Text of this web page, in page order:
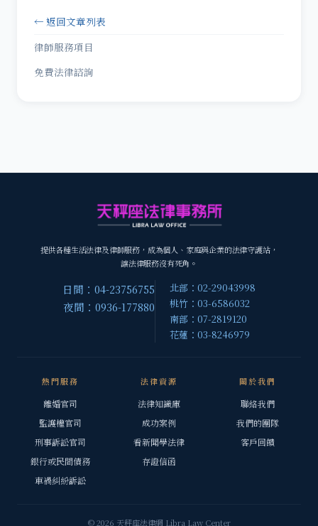
← 返回文章列表
律師服務項目
免費法律諮詢
提供各種生活法律及律師服務，成為個人、家庭與企業的法律守護站，
讓法律服務沒有死角。
日間：04-23756755
夜間：0936-177880
北部：02-29043998
桃竹：03-6586032
南部：07-2819120
花蓮：03-8246979
熱門服務
離婚官司
監護權官司
刑事訴訟官司
銀行或民間債務
車禍糾紛訴訟
法律資源
法律知識庫
成功案例
看新聞學法律
存證信函
關於我們
聯絡我們
我們的團隊
客戶回饋
© 2026 天秤座法律網 Libra Law Center